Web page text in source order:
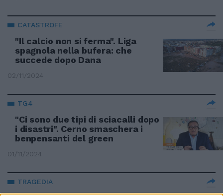
CATASTROFE
"Il calcio non si ferma". Liga
spagnola nella bufera: che
succede dopo Dana
02/11/2024
TG4
"Ci sono due tipi di sciacalli dopo
i disastri". Cerno smaschera i
benpensanti del green
01/11/2024
TRAGEDIA